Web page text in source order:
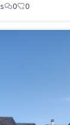
0 0